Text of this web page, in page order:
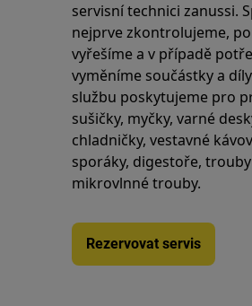
servisní technici zanussi.
nejprve zkontrolujeme,
vyřešíme a v případě
vyměníme součástky a
službu poskytujeme pro
sušičky, myčky, varné
chladničky, vestavné
sporáky, digestoře,
mikrovlnné trouby.
Rezervovat servis